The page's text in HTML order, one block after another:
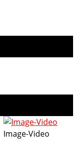
Image-Video